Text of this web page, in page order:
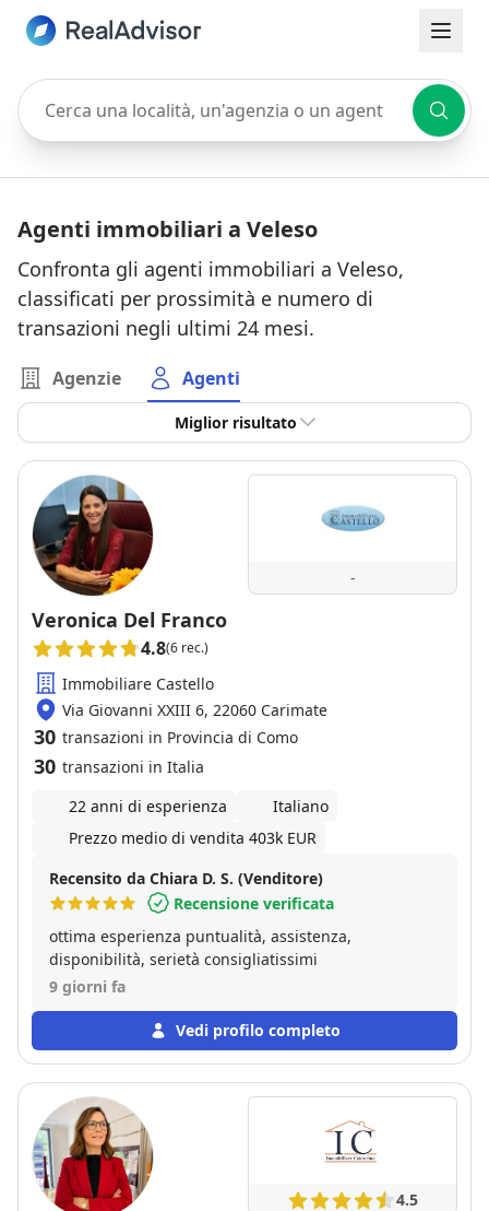
Cerca una località, un'agenzia o un agente
Agenti immobiliari a Veleso
Confronta gli agenti immobiliari a Veleso,
classificati per prossimità e numero di
transazioni negli ultimi 24 mesi.
Agenzie Agenti
Miglior risultato
-
Veronica Del Franco
4.8(6 rec.)
Immobiliare Castello
Via Giovanni XXIII 6, 22060 Carimate
30 transazioni in Provincia di Como
30 transazioni in Italia
22 anni di esperienza
Italiano
Prezzo medio di vendita 403k EUR
Recensito da Chiara D. S. (Venditore)
Recensione verificata
ottima esperienza puntualità, assistenza,
disponibilità, serietà consigliatissimi
9 giorni fa
Vedi profilo completo
4.5